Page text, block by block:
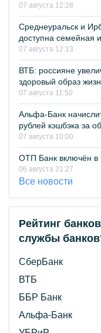
07 августа 12:28
Среднеуральск и
доступна семейная
07 августа 12:13
ВТБ: россияне
здоровый образ
07 августа 11:50
Альфа-Банк
рублей кэшбэка за
07 августа 10:00
ОТП Банк включён
06 августа 21:27
Все новости
Рейтинг
службы
СберБанк
ВТБ
ББР Банк
Альфа-Банк